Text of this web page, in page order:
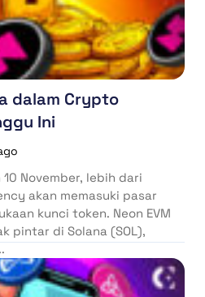
dalam Crypto
Ini
November, lebih dari
akan memasuki pasar
kunci token. Neon EVM
pintar di Solana (SOL),